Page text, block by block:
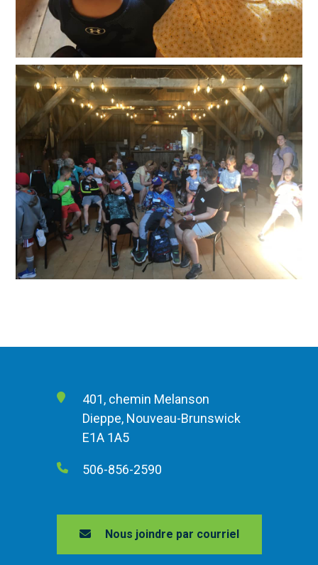
401, chemin Melanson
Dieppe, Nouveau-Brunswick
E1A 1A5
506-856-2590
Nous joindre par courriel